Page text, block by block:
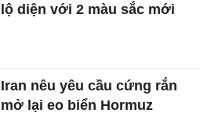
lộ diện với 2 màu sắc mới
Iran nêu yêu cầu cứng rắn
mở lại eo biển Hormuz